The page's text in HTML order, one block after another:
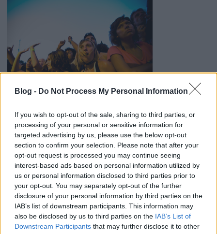
Blog - Do Not Process My Personal Information
If you wish to opt-out of the sale, sharing to third parties, or
processing of your personal or sensitive information for
targeted advertising by us, please use the below opt-out
section to confirm your selection. Please note that after your
opt-out request is processed you may continue seeing
interest-based ads based on personal information utilized by
us or personal information disclosed to third parties prior to
your opt-out. You may separately opt-out of the further
disclosure of your personal information by third parties on the
IAB’s list of downstream participants. This information may
also be disclosed by us to third parties on the IAB’s List of
Downstream Participants that may further disclose it to other
Európa
az első a kontinens legjobbjait versenyeztető
European Festival Awards-on. Fesztiválok ...